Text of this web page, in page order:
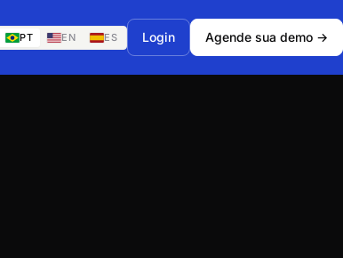
PT EN ES Login Agende sua demo →